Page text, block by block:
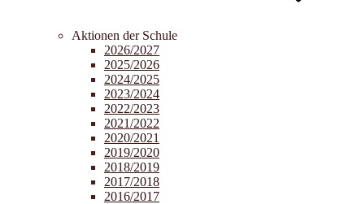
Aktionen der Schule
2026/2027
2025/2026
2024/2025
2023/2024
2022/2023
2021/2022
2020/2021
2019/2020
2018/2019
2017/2018
2016/2017